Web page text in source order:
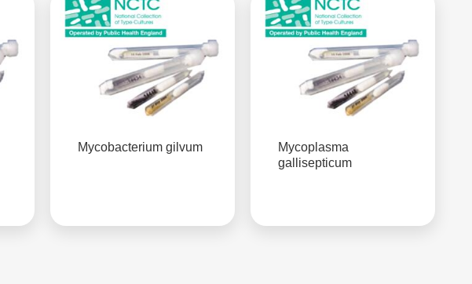
Mycobacterium gilvum
Mycoplasma
gallisepticum